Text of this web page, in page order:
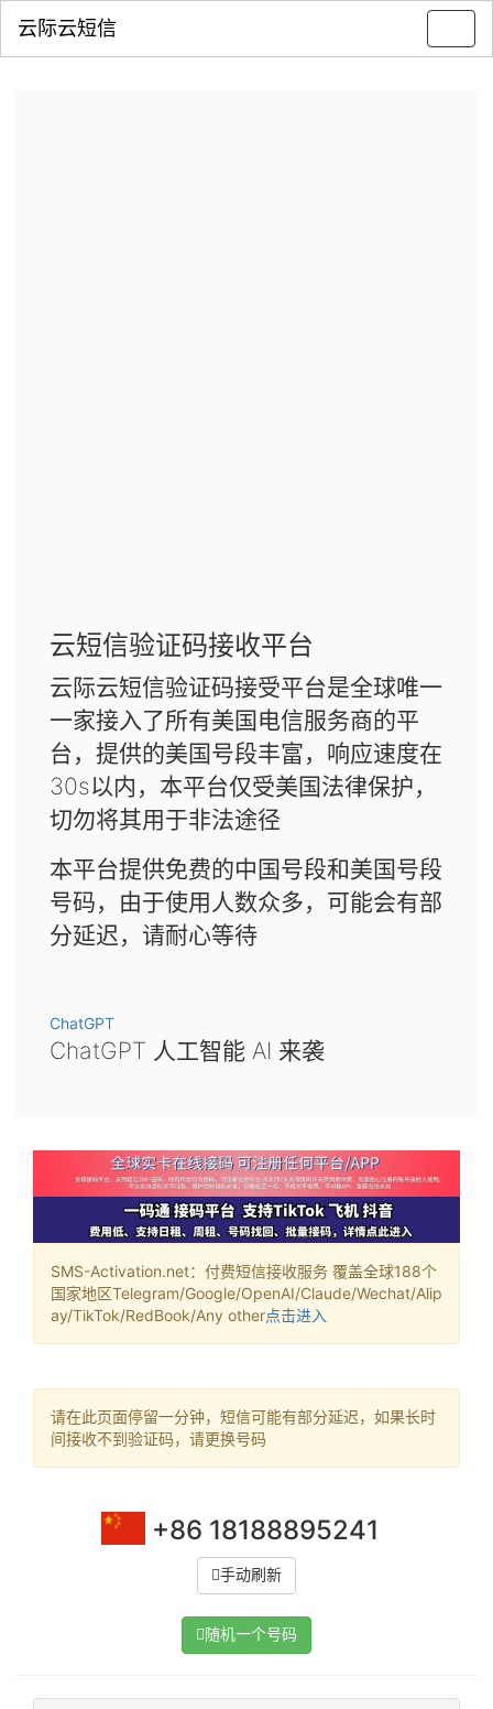
云际云短信
云短信验证码接收平台
云际云短信验证码接受平台是全球唯一
一家接入了所有美国电信服务商的平
台，提供的美国号段丰富，响应速度在
30s以内，本平台仅受美国法律保护，
切勿将其用于非法途径
本平台提供免费的中国号段和美国号段
号码，由于使用人数众多，可能会有部
分延迟，请耐心等待
ChatGPT
ChatGPT 人工智能 AI 来袭
SMS-Activation.net：付费短信接收服务 覆盖全球188个
国家地区Telegram/Google/OpenAI/Claude/Wechat/Alip
ay/TikTok/RedBook/Any other点击进入
请在此页面停留一分钟，短信可能有部分延迟，如果长时
间接收不到验证码，请更换号码
+86 18188895241
手动刷新
随机一个号码